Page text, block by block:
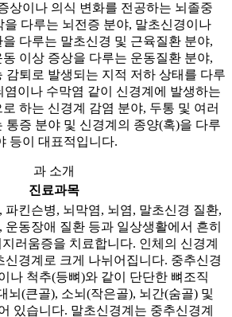
상이나 의식 변화를 전공하는 뇌졸중
을 다루는 뇌전증 분야, 말초신경이나
다루는 말초신경 및 근육질환 분야,
이상 증상을 다루는 운동질환 분야,
감퇴로 발생되는 지적 저하 상태를 다루
염이나 수막염 같이 신경계에 발생하는
하는 신경계 감염 분야, 두통 및 여러
통증 분야 및 신경계의 종양(혹)을 다루
등이 대표적입니다.
과 소개
진료과목
파킨슨병, 뇌막염, 뇌염, 말초신경 질환,
운동장애 질환 등과 일상생활에서 흔히
러움증을 치료합니다. 인체의 신경계
신경계로 크게 나뉘어집니다. 중추신경
나 척추(등뼈)와 같이 단단한 뼈조직
뇌(큰골), 소뇌(작은골), 뇌간(숨골) 및
있습니다. 말초신경계는 중추신경계